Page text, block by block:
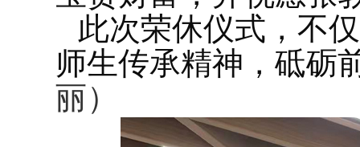
此次荣休仪式，不
师生传承精神，砥砺
丽）